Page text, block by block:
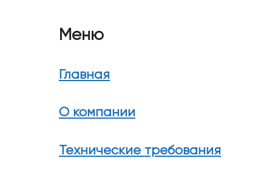
Меню
Главная
О компании
Технические требования